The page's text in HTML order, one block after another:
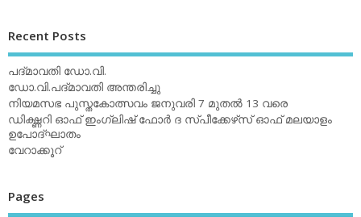
Recent Posts
പദ്മാവതി ഡോ.വി.
ഡോ.വി.പദ്മാവതി അന്തരിച്ചു
നിയമസഭ പുസ്തകോത്സവം ജനുവരി 7 മുതല്‍ 13 വരെ
ഡിക്ഷ്ണറി ഓഫ് ഇംഗ്ലിഷ് ഫോര്‍ ദ സ്പീക്കേഴ്‌സ് ഓഫ് മലയാളം
ഉപോദ്ഘാതം
വേറാക്കൂറ്
Pages